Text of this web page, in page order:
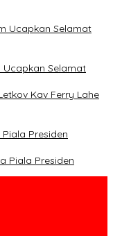
Ucapkan Selamat
Ucapkan Selamat
Kav Ferry Lahe
Presiden
Piala Presiden